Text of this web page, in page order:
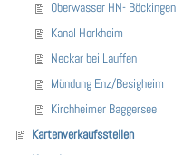
Oberwasser HN- Böckingen
Kanal Horkheim
Neckar bei Lauffen
Mündung Enz/Besigheim
Kirchheimer Baggersee
Kartenverkaufsstellen